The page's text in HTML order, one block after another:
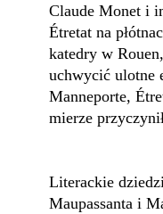
Claude Monet i
Étretat na
katedry w
uchwycić ulotne
Manneporte,
mierze
Literackie
Maupassanta i